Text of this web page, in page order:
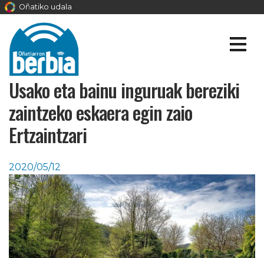
Oñatiko udala
Usako eta bainu inguruak bereziki
zaintzeko eskaera egin zaio
Ertzaintzari
2020/05/12